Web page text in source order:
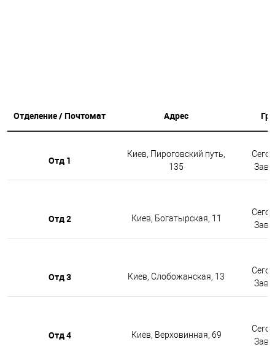
Отделение / Почтомат Адрес
Отд 1
Киев, Пироговский путь,
135
Отд 2 Киев, Богатырская, 11
Отд 3 Киев, Слобожанская, 13
Отд 4 Киев, Верховинная, 69